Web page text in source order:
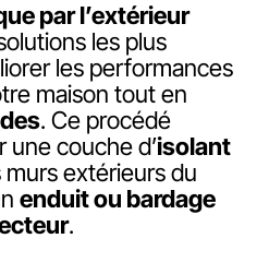
par l’extérieur
les plus
les performances
maison tout en
. Ce procédé
une couche d’isolant
murs extérieurs du
enduit ou bardage
.